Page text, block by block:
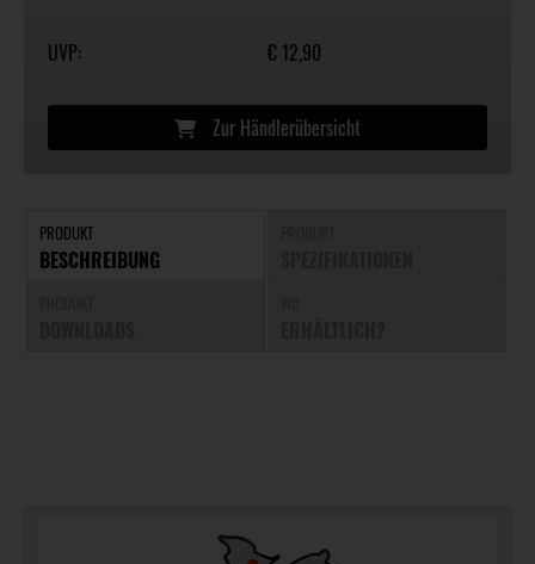
UVP: € 12,90
Zur Händlerübersicht
PRODUKT
BESCHREIBUNG